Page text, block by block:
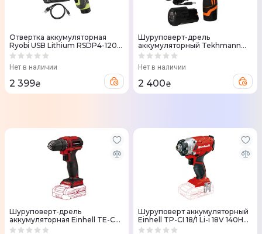
Отвертка аккумуляторная
Ryobi USB Lithium RSDP4-120G
4V АКБ 1х2Ач поворотная
Нет в наличии
2 399₴
Шуруповерт-дрель
аккумуляторный Tekhmann
TCD-12 QC Li v2.0 12В 2х2А год
Нет в наличии
2 400₴
Шуруповерт-дрель
аккумуляторная Einhell TE-CD
18/40 Li-i BL-Solo 18V 40Нм
Шуруповерт аккумуляторный
Einhell TP-CI 18/1 Li-i 18V 140Нм
ударный без АКБ и ЗУ